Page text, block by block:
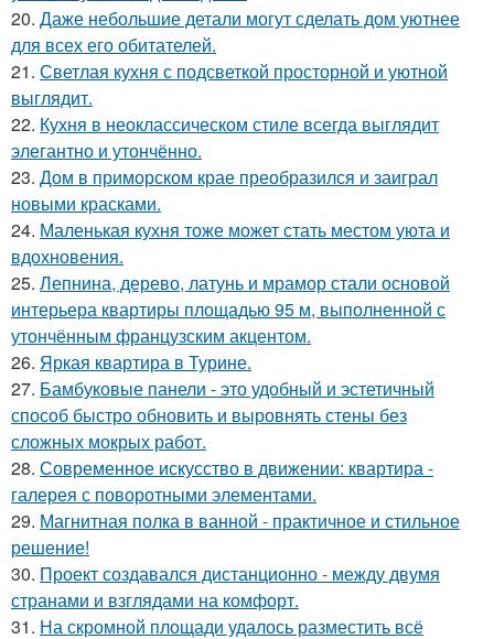
20. Даже небольшие детали могут сделать дом уютнее
для всех его обитателей.
21. Светлая кухня с подсветкой просторной и уютной
выглядит.
22. Кухня в неоклассическом стиле всегда выглядит
элегантно и утончённо.
23. Дом в приморском крае преобразился и заиграл
новыми красками.
24. Маленькая кухня тоже может стать местом уюта и
вдохновения.
25. Лепнина, дерево, латунь и мрамор стали основой
интерьера квартиры площадью 95 м, выполненной с
утончённым французским акцентом.
26. Яркая квартира в Турине.
27. Бамбуковые панели - это удобный и эстетичный
способ быстро обновить и выровнять стены без
сложных мокрых работ.
28. Современное искусство в движении: квартира -
галерея с поворотными элементами.
29. Магнитная полка в ванной - практичное и стильное
решение!
30. Проект создавался дистанционно - между двумя
странами и взглядами на комфорт.
31. На скромной площади удалось разместить всё